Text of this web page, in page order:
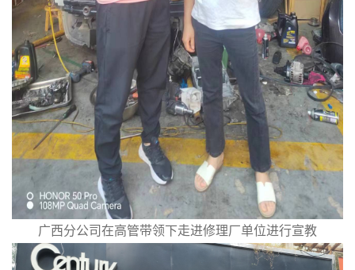
广西分公司在高管带领下走进修理厂单位进行宣教